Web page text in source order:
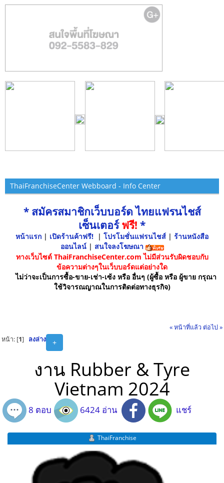
ThaiFranchiseCenter Webboard - Info Center
* สมัครสมาชิกเว็บบอร์ด ไทยแฟรนไชส์
เซ็นเตอร์ฟรี! *
หน้าแรก | เปิดร้านค้าฟรี! | โปรโมชั่นแฟรนไชส์ | ร้านหนังสือ
ออนไลน์ | สนใจลงโฆษณา
ทางเว็บไซต์ ThaiFranchiseCenter.com ไม่มีส่วนรับผิดชอบกับ
ข้อความต่างๆในเว็บบอร์ดแต่อย่างใด
ไม่ว่าจะเป็นการซื้อ-ขาย-เช่า-เซ้ง หรือ อื่นๆ (ผู้ซื้อ หรือ ผู้ขาย กรุณา
ใช้วิจารณญาณในการติดต่อทางธุรกิจ)
« หน้าที่แล้ว ต่อไป »
+
หน้า: [1] ลงล่าง
งาน Rubber & Tyre
Vietnam 2024
8 ตอบ 6424 อ่าน แชร์
ThaiFranchise